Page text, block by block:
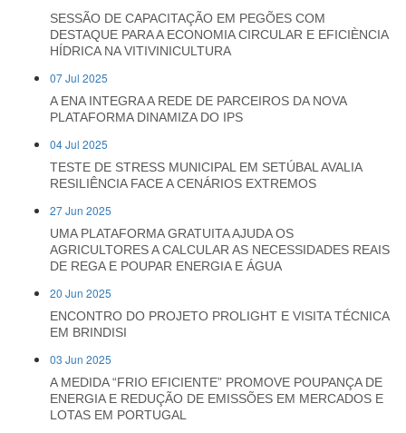
SESSÃO DE CAPACITAÇÃO EM PEGÕES COM
DESTAQUE PARA A ECONOMIA CIRCULAR E EFICIÈNCIA
HÍDRICA NA VITIVINICULTURA
07 Jul 2025
A ENA INTEGRA A REDE DE PARCEIROS DA NOVA
PLATAFORMA DINAMIZA DO IPS
04 Jul 2025
TESTE DE STRESS MUNICIPAL EM SETÚBAL AVALIA
RESILIÊNCIA FACE A CENÁRIOS EXTREMOS
27 Jun 2025
UMA PLATAFORMA GRATUITA AJUDA OS
AGRICULTORES A CALCULAR AS NECESSIDADES REAIS
DE REGA E POUPAR ENERGIA E ÁGUA
20 Jun 2025
ENCONTRO DO PROJETO PROLIGHT E VISITA TÉCNICA
EM BRINDISI
03 Jun 2025
A MEDIDA “FRIO EFICIENTE” PROMOVE POUPANÇA DE
ENERGIA E REDUÇÃO DE EMISSÕES EM MERCADOS E
LOTAS EM PORTUGAL